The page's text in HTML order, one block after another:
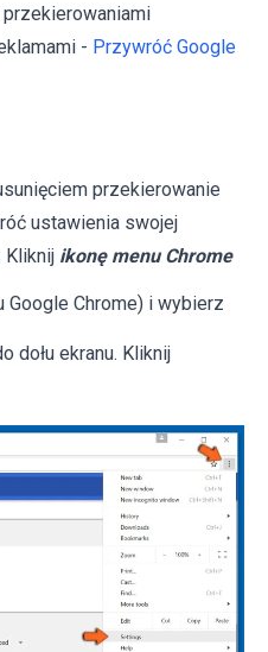
- Przywróć Google
przekierowanie
ustawienia swojej
Kliknij ikonę menu Chrome
Google Chrome) i wybierz
dołu ekranu. Kliknij